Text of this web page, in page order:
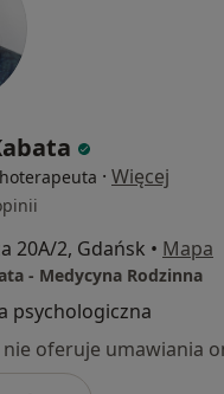
· Więcej
20A/2, Gdańsk • Mapa
- Medycyna Rodzinna
psychologiczna